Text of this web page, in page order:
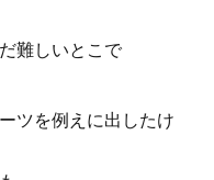
難しいとこで
ツを例えに出したけ